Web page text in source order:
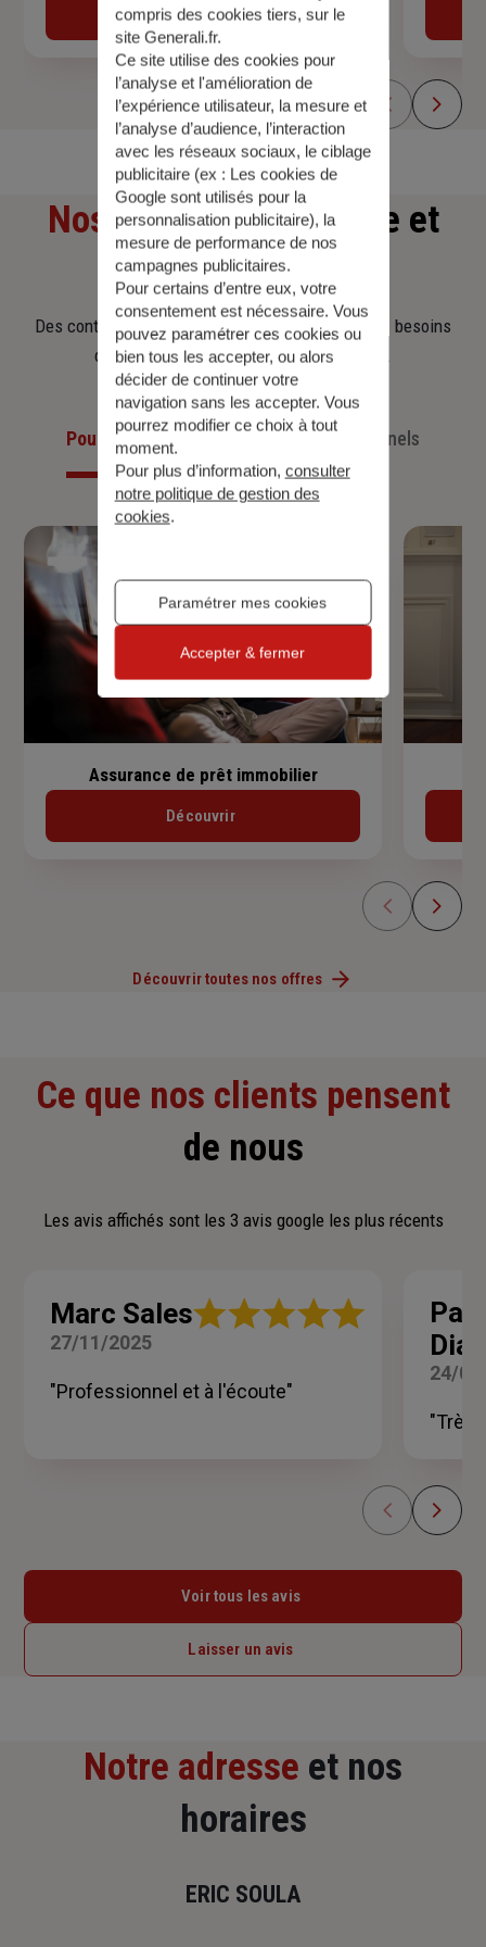
Obtenir une estimation
Nos offresd'assurance et
d'épargne
Des contrats clairs et flexibles pour sécuriser vos besoins
d’aujourd’hui et anticiper ceux de demain.
Pour les particuliers Pour les professionnels
Assurance de prêt immobilier
Découvrir
Découvrir toutes nos offres
Ce que nos clients pensent
de nous
Les avis affichés sont les 3 avis google les plus récents
Marc SalesNote
5
27/11/2025
"Professionnel et à l'écoute"
Diaz
24/
"Très
Voir tous les avis
Laisser un avis
Notre adresse et nos
horaires
ERIC SOULA
compris des cookies tiers, sur le
site Generali.fr.
Ce site utilise des cookies pour
l’analyse et l'amélioration de
l’expérience utilisateur, la mesure et
l’analyse d’audience, l’interaction
avec les réseaux sociaux, le ciblage
publicitaire (ex : Les cookies de
Google sont utilisés pour la
personnalisation publicitaire), la
mesure de performance de nos
campagnes publicitaires.
Pour certains d’entre eux, votre
consentement est nécessaire. Vous
pouvez paramétrer ces cookies ou
bien tous les accepter, ou alors
décider de continuer votre
navigation sans les accepter. Vous
pourrez modifier ce choix à tout
moment.
Pour plus d’information, consulter
notre politique de gestion des
cookies.
Paramétrer mes cookies
Accepter & fermer